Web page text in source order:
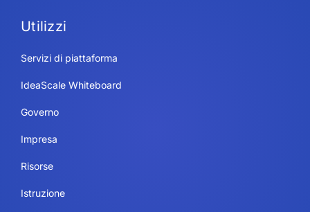
Utilizzi
Servizi di piattaforma
IdeaScale Whiteboard
Governo
Impresa
Risorse
Istruzione